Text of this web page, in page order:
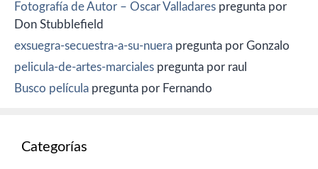
Fotografía de Autor – Oscar Valladares pregunta por
Don Stubblefield
exsuegra-secuestra-a-su-nuera pregunta por Gonzalo
pelicula-de-artes-marciales pregunta por raul
Busco película pregunta por Fernando
Categorías